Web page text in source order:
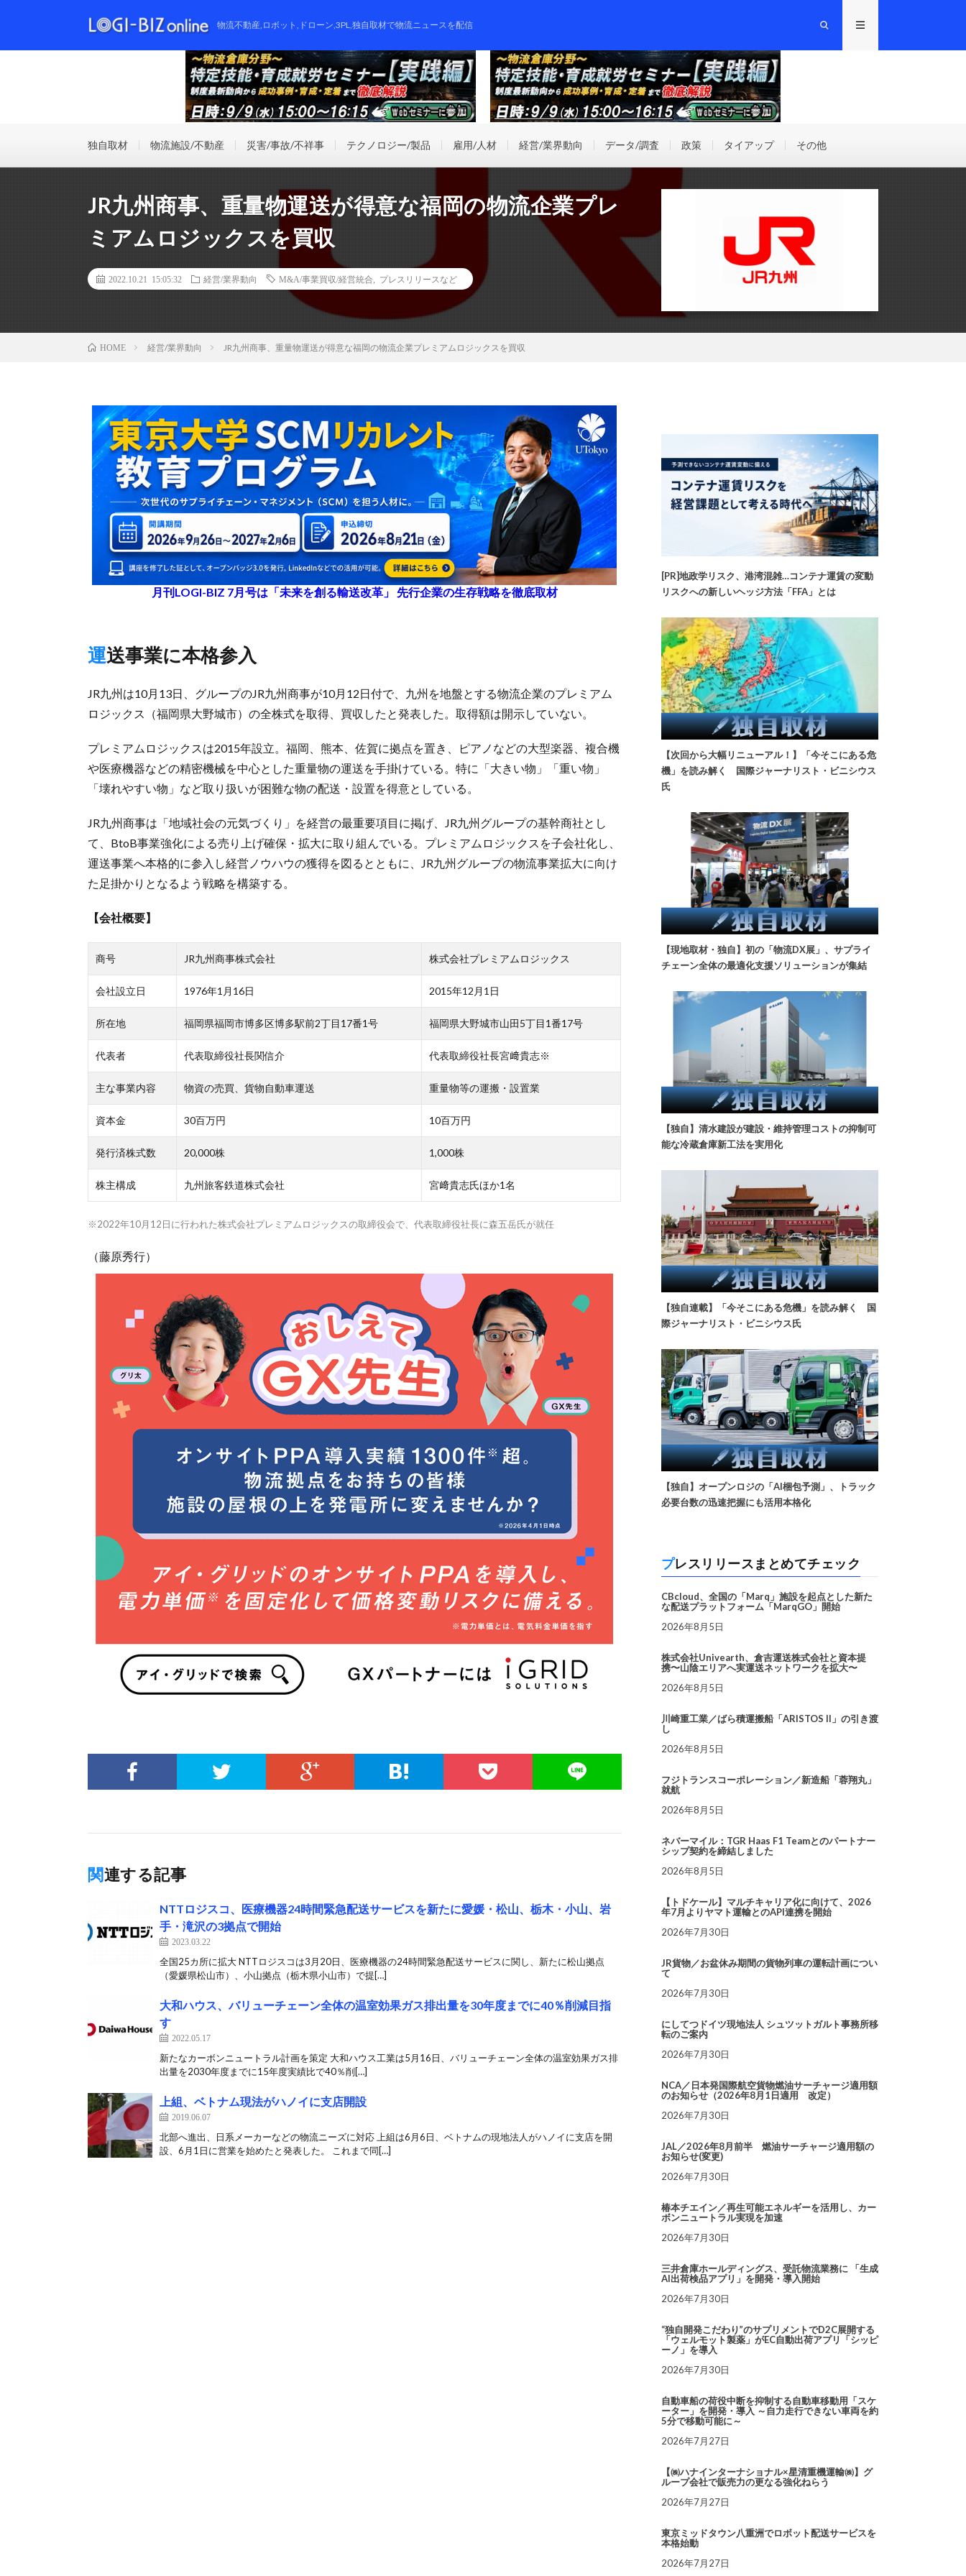
物流不動産,ロボット,ドローン,3PL,独自取材で物流ニュースを配信
独自取材 物流施設/不動産 災害/事故/不祥事 テクノロジー/製品 雇用/人材 経営/業界動向 データ/調査 政策 タイアップ その他
JR九州商事、重量物運送が得意な福岡の物流企業プレ
ミアムロジックスを買収
2022.10.21 15:05:32 経営/業界動向 M&A/事業買収/経営統合 プレスリリースなど
HOME 経営/業界動向 JR九州商事、重量物運送が得意な福岡の物流企業プレミアムロジックスを買収
月刊LOGI-BIZ 7月号は「未来を創る輸送改革」 先行企業の生存戦略を徹底取材
運送事業に本格参入
JR九州は10月13日、グループのJR九州商事が10月12日付で、九州を地盤とする物流企業のプレミアム
ロジックス（福岡県大野城市）の全株式を取得、買収したと発表した。取得額は開示していない。
プレミアムロジックスは2015年設立。福岡、熊本、佐賀に拠点を置き、ピアノなどの大型楽器、複合機
や医療機器などの精密機械を中心とした重量物の運送を手掛けている。特に「大きい物」「重い物」
「壊れやすい物」など取り扱いが困難な物の配送・設置を得意としている。
JR九州商事は「地域社会の元気づくり」を経営の最重要項目に掲げ、JR九州グループの基幹商社とし
て、BtoB事業強化による売り上げ確保・拡大に取り組んでいる。プレミアムロジックスを子会社化し、
運送事業へ本格的に参入し経営ノウハウの獲得を図るとともに、JR九州グループの物流事業拡大に向け
た足掛かりとなるよう戦略を構築する。
【会社概要】
商号 JR九州商事株式会社 株式会社プレミアムロジックス
会社設立日 1976年1月16日 2015年12月1日
所在地 福岡県福岡市博多区博多駅前2丁目17番1号 福岡県大野城市山田5丁目1番17号
代表者 代表取締役社長関信介 代表取締役社長宮﨑貴志※
主な事業内容 物資の売買、貨物自動車運送 重量物等の運搬・設置業
資本金 30百万円 10百万円
発行済株式数 20,000株 1,000株
株主構成 九州旅客鉄道株式会社 宮﨑貴志氏ほか1名
※2022年10月12日に行われた株式会社プレミアムロジックスの取締役会で、代表取締役社長に森五岳氏が就任
（藤原秀行）
関連する記事
NTTロジスコ、医療機器24時間緊急配送サービスを新たに愛媛・松山、栃木・小山、岩
手・滝沢の3拠点で開始
2023.03.22
全国25カ所に拡大 NTTロジスコは3月20日、医療機器の24時間緊急配送サービスに関し、新たに松山拠点
（愛媛県松山市）、小山拠点（栃木県小山市）で提[…]
大和ハウス、バリューチェーン全体の温室効果ガス排出量を30年度までに40％削減目指
す
2022.05.17
新たなカーボンニュートラル計画を策定 大和ハウス工業は5月16日、バリューチェーン全体の温室効果ガス排
出量を2030年度までに15年度実績比で40％削[…]
上組、ベトナム現法がハノイに支店開設
2019.06.07
北部へ進出、日系メーカーなどの物流ニーズに対応 上組は6月6日、ベトナムの現地法人がハノイに支店を開
設、6月1日に営業を始めたと発表した。 これまで同[…]
[PR]地政学リスク、港湾混雑…コンテナ運賃の変動
リスクへの新しいヘッジ方法「FFA」とは
【次回から大幅リニューアル！】「今そこにある危
機」を読み解く 国際ジャーナリスト・ビニシウス
氏
【現地取材・独自】初の「物流DX展」、サプライ
チェーン全体の最適化支援ソリューションが集結
【独自】清水建設が建設・維持管理コストの抑制可
能な冷蔵倉庫新工法を実用化
【独自連載】「今そこにある危機」を読み解く 国
際ジャーナリスト・ビニシウス氏
【独自】オープンロジの「AI梱包予測」、トラック
必要台数の迅速把握にも活用本格化
プレスリリースまとめてチェック
CBcloud、全国の「Marq」施設を起点とした新た
な配送プラットフォーム「MarqGO」開始
2026年8月5日
株式会社Univearth、倉吉運送株式会社と資本提
携〜山陰エリアへ実運送ネットワークを拡大〜
2026年8月5日
川崎重工業／ばら積運搬船「ARISTOS II」の引き渡
し
2026年8月5日
フジトランスコーポレーション／新造船「蓉翔丸」
就航
2026年8月5日
ネバーマイル：TGR Haas F1 Teamとのパートナー
シップ契約を締結しました
2026年8月5日
【トドケール】マルチキャリア化に向けて、2026
年7月よりヤマト運輸とのAPI連携を開始
2026年7月30日
JR貨物／お盆休み期間の貨物列車の運転計画につい
て
2026年7月30日
にしてつドイツ現地法人 シュツットガルト事務所移
転のご案内
2026年7月30日
NCA／日本発国際航空貨物燃油サーチャージ適用額
のお知らせ（2026年8月1日適用 改定）
2026年7月30日
JAL／2026年8月前半 燃油サーチャージ適用額の
お知らせ(変更)
2026年7月30日
椿本チエイン／再生可能エネルギーを活用し、カー
ボンニュートラル実現を加速
2026年7月30日
三井倉庫ホールディングス、受託物流業務に 「生成
AI出荷検品アプリ」を開発・導入開始
2026年7月30日
“独自開発こだわり”のサプリメントでD2C展開する
「ウェルモット製薬」がEC自動出荷アプリ「シッピ
ーノ」を導入
2026年7月30日
自動車船の荷役中断を抑制する自動車移動用「スケ
ーター」を開発・導入 ～自力走行できない車両を約
5分で移動可能に～
2026年7月27日
【㈱ハナインターナショナル×星清重機運輸㈱】グ
ループ会社で販売力の更なる強化ねらう
2026年7月27日
東京ミッドタウン八重洲でロボット配送サービスを
本格始動
2026年7月27日